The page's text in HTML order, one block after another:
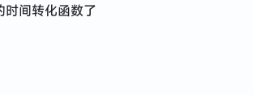
间转化函数了